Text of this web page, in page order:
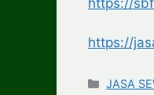
https://
JASA